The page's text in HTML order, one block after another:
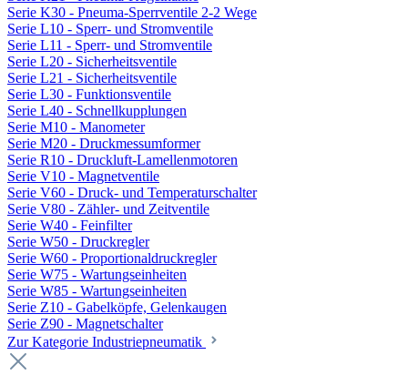
Serie K30 - Pneuma-Sperrventile 2-2 Wege
Serie L10 - Sperr- und Stromventile
Serie L11 - Sperr- und Stromventile
Serie L20 - Sicherheitsventile
Serie L21 - Sicherheitsventile
Serie L30 - Funktionsventile
Serie L40 - Schnellkupplungen
Serie M10 - Manometer
Serie M20 - Druckmessumformer
Serie R10 - Druckluft-Lamellenmotoren
Serie V10 - Magnetventile
Serie V60 - Druck- und Temperaturschalter
Serie V80 - Zähler- und Zeitventile
Serie W40 - Feinfilter
Serie W50 - Druckregler
Serie W60 - Proportionaldruckregler
Serie W75 - Wartungseinheiten
Serie W85 - Wartungseinheiten
Serie Z10 - Gabelköpfe, Gelenkaugen
Serie Z90 - Magnetschalter
Zur Kategorie Industriepneumatik